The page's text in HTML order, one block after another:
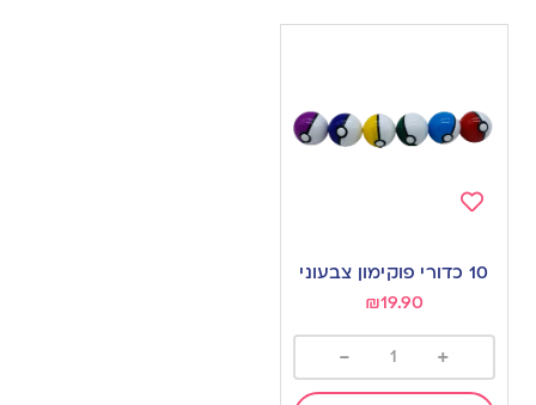
to
wishlist
10 כדורי פוקימון צבעוני
₪19.90
+
-